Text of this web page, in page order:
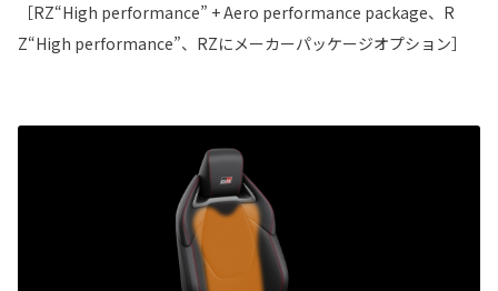
［RZ“High performance” + Aero performance package、R
Z“High performance”、RZにメーカーパッケージオプション］